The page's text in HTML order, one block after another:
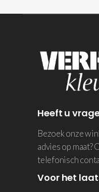
Heeft u
Bezoek onze
advies op maat?
telefonisch
Voor het